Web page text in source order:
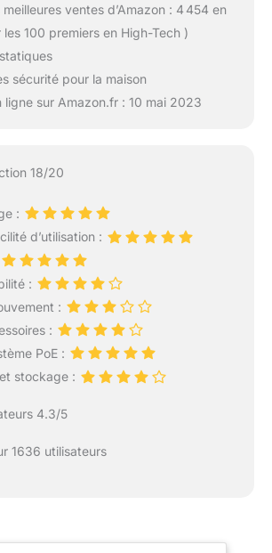
ventes d’Amazon : 4 454 en
les 100 premiers en High-Tech )
sécurité pour la maison
ligne sur Amazon.fr : 10 mai 2023
18/20
:
d’utilisation :
:
:
:
PoE :
stockage :
4.3/5
1636 utilisateurs